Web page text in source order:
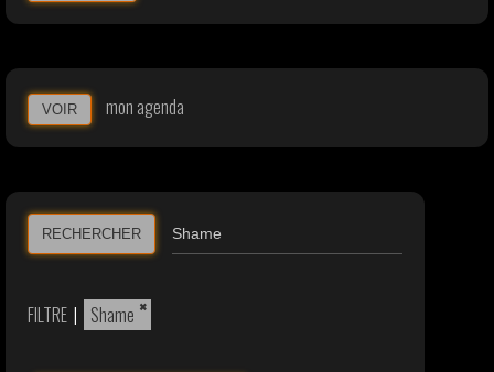
VOIR mon agenda
RECHERCHER
FILTRE | ×
Shame